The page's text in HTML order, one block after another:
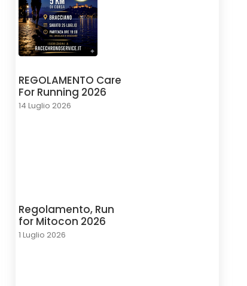
REGOLAMENTO Care
For Running 2026
14 Luglio 2026
Regolamento, Run
for Mitocon 2026
1 Luglio 2026